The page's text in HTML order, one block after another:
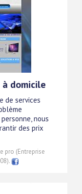
domicile
de services
nous
des prix
pro (Entreprise